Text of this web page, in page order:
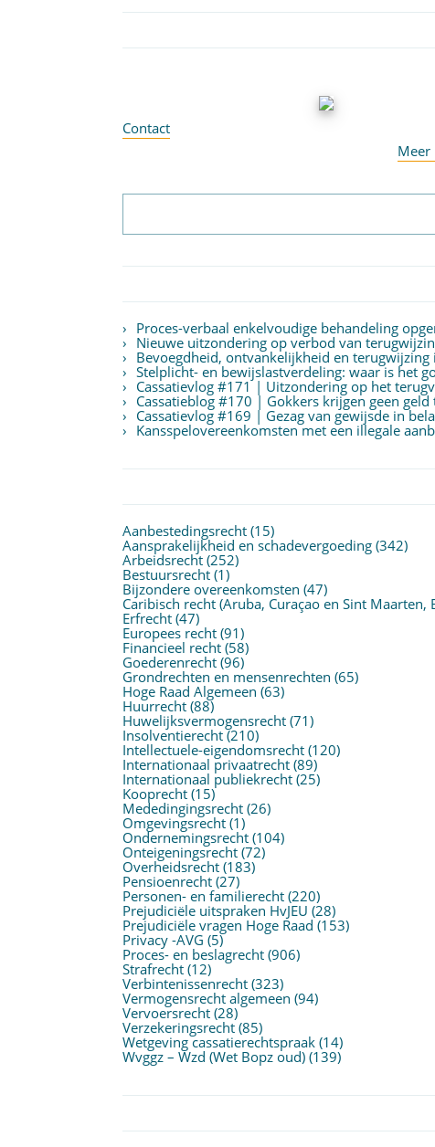
Contact
Meer
Proces-verbaal enkelvoudige behandeling
Nieuwe uitzondering op verbod van
Bevoegdheid, ontvankelijkheid en
Stelplicht- en bewijslastverdeling: waar is het
Cassatievlog #171 | Uitzondering op het
Cassatieblog #170 | Gokkers krijgen geen geld
Cassatievlog #169 | Gezag van gewijsde in
Kansspelovereenkomsten met een illegale
Aanbestedingsrecht (15)
Aansprakelijkheid en schadevergoeding (342)
Arbeidsrecht (252)
Bestuursrecht (1)
Bijzondere overeenkomsten (47)
Caribisch recht (Aruba, Curaçao en Sint Maarten,
Erfrecht (47)
Europees recht (91)
Financieel recht (58)
Goederenrecht (96)
Grondrechten en mensenrechten (65)
Hoge Raad Algemeen (63)
Huurrecht (88)
Huwelijksvermogensrecht (71)
Insolventierecht(210)
Intellectuele-eigendomsrecht (120)
Internationaal privaatrecht (89)
Internationaal publiekrecht (25)
Kooprecht (15)
Mededingingsrecht (26)
Omgevingsrecht (1)
Ondernemingsrecht (104)
Onteigeningsrecht (72)
Overheidsrecht (183)
Pensioenrecht (27)
Personen- en familierecht (220)
Prejudiciële uitspraken HvJEU (28)
Prejudiciële vragen Hoge Raad (153)
Privacy -AVG (5)
Proces- en beslagrecht (906)
Strafrecht (12)
Verbintenissenrecht (323)
Vermogensrecht algemeen (94)
Vervoersrecht (28)
Verzekeringsrecht (85)
Wetgeving cassatierechtspraak (14)
Wvggz – Wzd (Wet Bopz oud) (139)